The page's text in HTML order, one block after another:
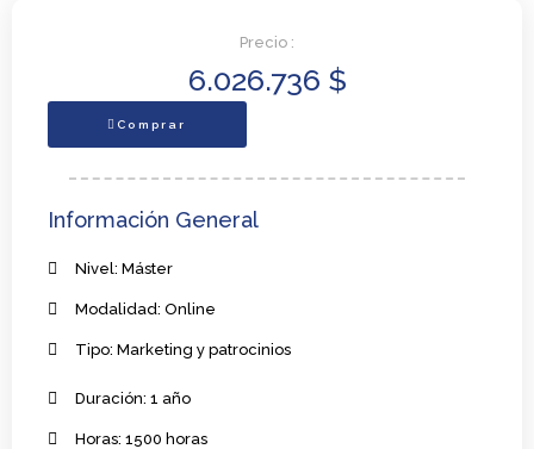
Precio :
6.026.736 $
Comprar
Información General
Nivel: Máster
Modalidad: Online
Tipo: Marketing y patrocinios
Duración: 1 año
Horas: 1500 horas